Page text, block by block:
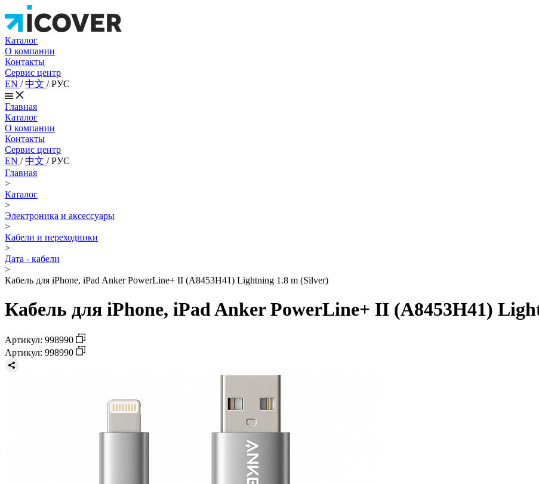
Каталог
О компании
Контакты
Сервис центр
EN /中文 /РУС
Главная
Каталог
О компании
Контакты
Сервис центр
EN /中文 /РУС
Главная
>
Каталог
>
Электроника и аксессуары
>
Кабели и переходники
>
Дата - кабели
>
Кабель для iPhone, iPad Anker PowerLine+ II (A8453H41) Lightning 1.8 m (Silver)
Кабель для iPhone, iPad Anker PowerLine+ II (A8453H41)
Артикул: 998990
Артикул: 998990